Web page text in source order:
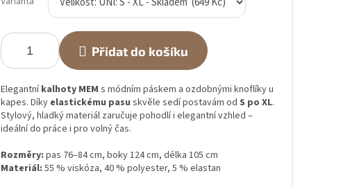
Přidat do košíku
Elegantníkalhoty MEM s módním páskem a ozdobnými knoflíky u
kapes. Díky elastickému pasu skvěle sedí postavám od S po XL.
Stylový, hladký materiál zaručuje pohodlí i elegantní vzhled –
ideální do práce i pro volný čas.
Rozměry: pas 76–84 cm, boky 124 cm, délka 105 cm
Materiál: 55 % viskóza, 40 % polyester, 5 % elastan